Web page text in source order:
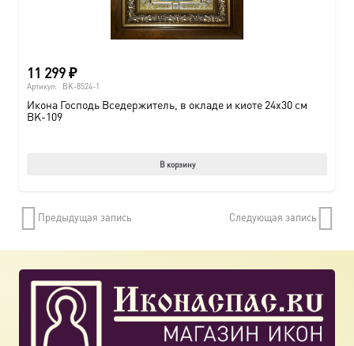
11 299₽
Артикул: BK-8524-1
Икона Господь Вседержитель, в окладе и киоте 24х30 см
BK-109
В корзину
Предыдущая запись Следующая запись